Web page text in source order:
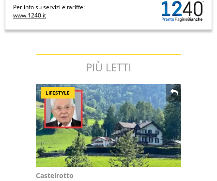
Per info su servizi e tariffe:
www.1240.it
PIÙ LETTI
LIFESTYLE
Castelrotto